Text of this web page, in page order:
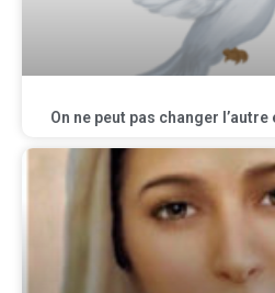
On ne peut pas changer l’autre